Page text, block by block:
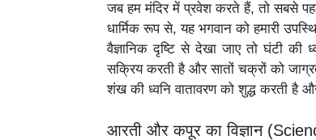
जब हम मंदिर में प्रवेश करते हैं, तो सबसे
धार्मिक रूप से, यह भगवान को हमारी
वैज्ञानिक दृष्टि से देखा जाए तो घंटी
सक्रिय करती है और सातों चक्रों को
शंख की ध्वनि वातावरण को शुद्ध करती है
आरती और कपूर का विज्ञान